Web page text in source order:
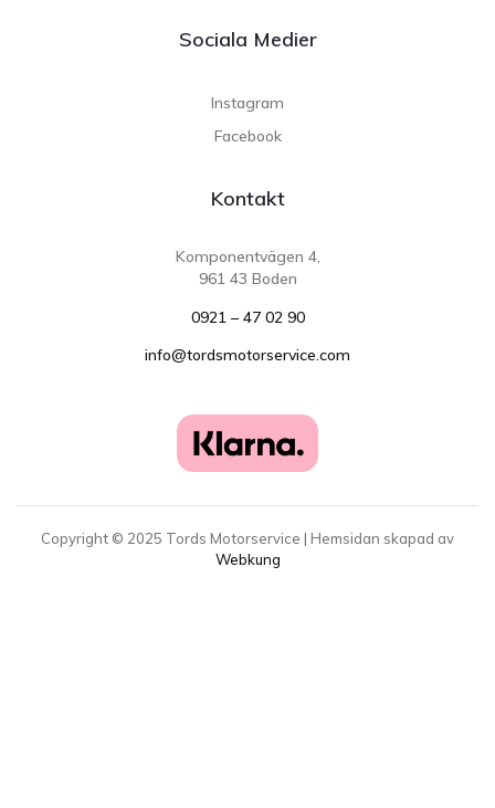
Sociala Medier
Instagram
Facebook
Kontakt
Komponentvägen 4,
961 43 Boden
0921 – 47 02 90
info@tordsmotorservice.com
Copyright © 2025 Tords Motorservice | Hemsidan skapad av
Webkung